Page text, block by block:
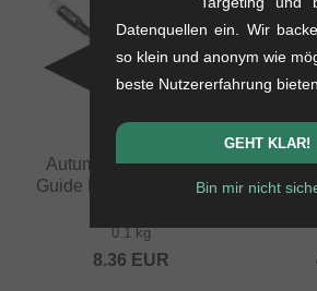
Autum Bikes "Flexible
Guide Pipe" Bremskabel
0.1 kg
8.36 EUR
Dia
Datenquellen ein. Wir
so klein und anonym wie
beste Nutzererfahrung
GEHT KLAR!
Bin mir nicht